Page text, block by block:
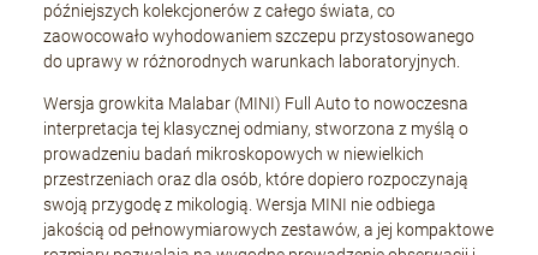
późniejszych kolekcjonerów z całego świata, co
zaowocowało wyhodowaniem szczepu przystosowanego
do uprawy w różnorodnych warunkach laboratoryjnych.
Wersja growkita Malabar (MINI) Full Auto to nowoczesna
interpretacja tej klasycznej odmiany, stworzona z myślą o
prowadzeniu badań mikroskopowych w niewielkich
przestrzeniach oraz dla osób, które dopiero rozpoczynają
swoją przygodę z mikologią. Wersja MINI nie odbiega
jakością od pełnowymiarowych zestawów, a jej kompaktowe